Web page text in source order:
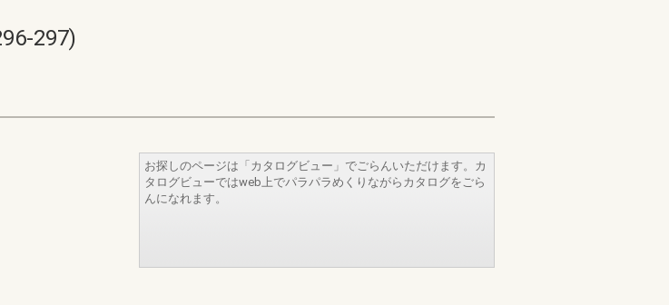
297)
お探しのページは「カタログビュー」でごらんいただけます。カ
タログビューではweb上でパラパラめくりながらカタログをごら
んになれます。